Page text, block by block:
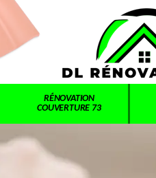
RÉNOVATION
COUVERTURE 73